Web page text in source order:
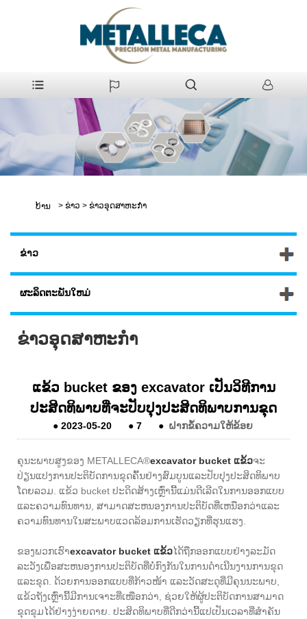
ບ້ານ > ຂ່າວ > ຂ່າວອຸດສາຫະກໍາ
ຂ່າວ
ຜະລິດຕະພັນໃຫມ່
ຂ່າວອຸດສາຫະກໍາ
ແຂ້ວ bucket ຂອງ excavator ເປັນວິທີການ
ປະສິດທິພາບທີ່ຈະປັບປຸງປະສິດທິພາບການຂຸດ
● 2023-05-20 ● 7 ● ຝາກຂໍ້ຄວາມໃຫ້ຂ້ອຍ
ຄຸນະພາບສູງຂອງ METALLECA®excavator bucket ແຂ້ວຈະ
ປ່ຽນແປງການປະຕິບັດການຂຸດຄົ້ນຢ່າງສົມບູນແລະປັບປຸງປະສິດທິພາບ
ໂດຍລວມ. ແຂ້ວ bucket ປະດິດສ້າງເຫຼົ່ານີ້ແມ່ນດີເລີດໃນການອອກແບບ
ແລະຄວາມທົນທານ, ສາມາດສະຫນອງການປະຕິບັດທີ່ເຫນືອກວ່າແລະ
ຄວາມທົນທານໃນສະພາບແວດລ້ອມການເຮັດວຽກທີ່ຮຸນແຮງ.
ຂອງພວກເຮົາexcavator bucket ແຂ້ວໄດ້ຖືກອອກແບບຢ່າງລະມັດ
ລະວັງເພື່ອສະຫນອງການປະຕິບັດທີ່ບໍ່ກົງກັນໃນການດໍາເນີນງານການຂຸດ
ແລະຂຸດ. ດ້ວຍການອອກແບບທີ່ກ້າວໜ້າ ແລະວັດສະດຸທີ່ມີຄຸນນະພາບ,
ແຂ້ວຖັງເຫຼົ່ານີ້ມີການເຈາະທີ່ເໜືອກວ່າ, ຊ່ວຍໃຫ້ຜູ້ປະຕິບັດການສາມາດ
ຂຸດຂຸມໄດ້ຢ່າງງ່າຍດາຍ. ປະສິດທິພາບທີ່ດີກວ່ານີ້ແປເປັນເວລາທີ່ສໍາຄັນ